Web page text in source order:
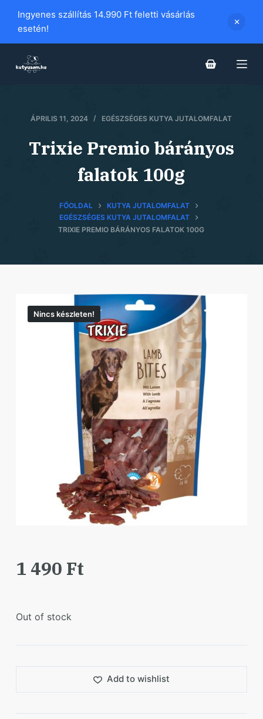
i
Ingyenes szállítás 14.990 Ft feletti vásárlás
esetén!
ÁPRILIS 11, 2024 EGÉSZSÉGES KUTYA JUTALOMFALAT
Trixie Premio bárányos
falatok 100g
FŐOLDAL
KUTYA JUTALOMFALAT
EGÉSZSÉGES KUTYA JUTALOMFALAT
TRIXIE PREMIO BÁRÁNYOS FALATOK 100G
Nincs készleten!
1 490 Ft
Out of stock
Add to wishlist